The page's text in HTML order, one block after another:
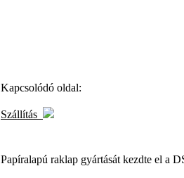
Kapcsolódó oldal:
Szállítás
Papíralapú raklap gyártását kezdte el a